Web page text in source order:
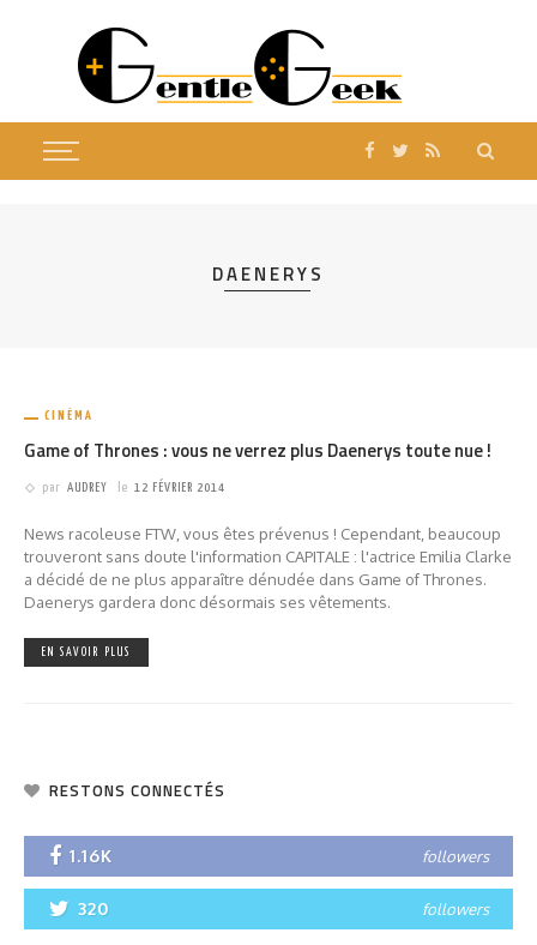
DAENERYS
CINÉMA
Game of Thrones : vous ne verrez plus Daenerys toute nue !
par AUDREY le 12 FÉVRIER 2014
News racoleuse FTW, vous êtes prévenus ! Cependant, beaucoup
trouveront sans doute l'information CAPITALE : l'actrice Emilia Clarke
a décidé de ne plus apparaître dénudée dans Game of Thrones.
Daenerys gardera donc désormais ses vêtements.
EN SAVOIR PLUS
RESTONS CONNECTÉS
1.16K followers
320 followers